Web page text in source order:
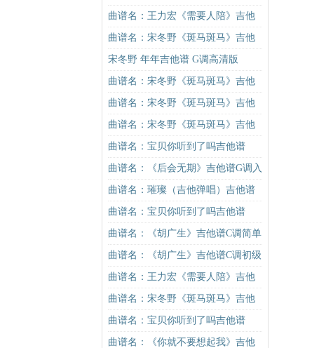
曲谱名：王力宏《需要人陪》吉他
谱C调原版（酷音小伟吉他教学）吉
他谱
曲谱名：宋冬野《斑马斑马》吉他
谱C调简单版（酷音小伟吉他教学）
吉他谱
宋冬野 年年吉他谱 G调高清版
曲谱名：宋冬野《斑马斑马》吉他
谱G调初级进阶版（酷音小伟吉他教
学）吉他谱
曲谱名：宋冬野《斑马斑马》吉他
谱C调简单版（酷音小伟吉他教学）
吉他谱
曲谱名：宋冬野《斑马斑马》吉他
谱C调简单版（酷音小伟吉他教学）
吉他谱
曲谱名：宝贝你听到了吗吉他谱
曲谱名：《后会无期》吉他谱G调入
门版 邓紫棋G.E.M. 高音教编配吉他
谱
曲谱名：璀璨（吉他弹唱）吉他谱
曲谱名：宝贝你听到了吗吉他谱
曲谱名：《胡广生》吉他谱C调简单
版（酷音小伟吉他弹唱教学）吉他
谱
曲谱名：《胡广生》吉他谱C调初级
进阶版（酷音小伟吉他弹唱教学）
吉他谱
曲谱名：王力宏《需要人陪》吉他
谱C调原版（酷音小伟吉他教学）吉
他谱
曲谱名：宋冬野《斑马斑马》吉他
谱G调初级进阶版（酷音小伟吉他教
学）吉他谱
曲谱名：宝贝你听到了吗吉他谱
曲谱名：《你就不要想起我》吉他